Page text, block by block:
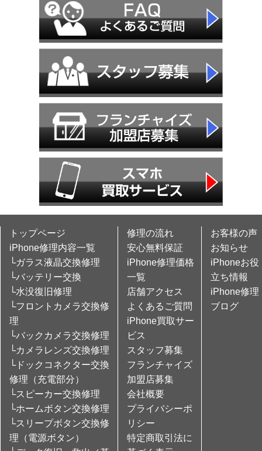
トップページ
iPhone修理内容一覧
└ガラス液晶交換修理
└バッテリー交換
└水没復旧修理
└フロントカメラ交換修
理
└バックカメラ交換修理
└カメラレンズ交換修理
└ドックコネクター交換
修理（充電部分）
└スピーカー交換修理
└ホームボタン交換修理
└スリープボタン交換修
理（電源ボタン）
修理の流れ
安心無料保証
iPhone修理価格
一覧
店舗アクセス
よくあるご質問
iPhone買取サー
ビス
スタッフ募集
フランチャイズ
加盟店募集
会社概要
プライバシーポ
リシー
特定商取引法に
お客様の声
お知らせ
iPhoneお役
立ち情報
iPhone修理
ブログ